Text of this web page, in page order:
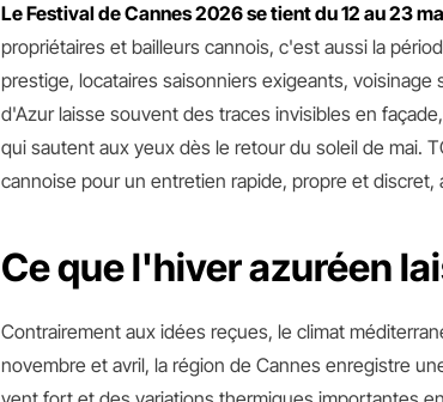
Le Festival de Cannes 2026 se tient du 12 au 23
propriétaires et bailleurs cannois, c'est aussi la
prestige, locataires saisonniers exigeants,
d'Azur laisse souvent des traces invisibles en
qui sautent aux yeux dès le retour du soleil de mai.
cannoise pour un entretien rapide, propre et discret,
Ce que l'hiver azuréen
Contrairement aux idées reçues, le climat
novembre et avril, la région de Cannes enregistre